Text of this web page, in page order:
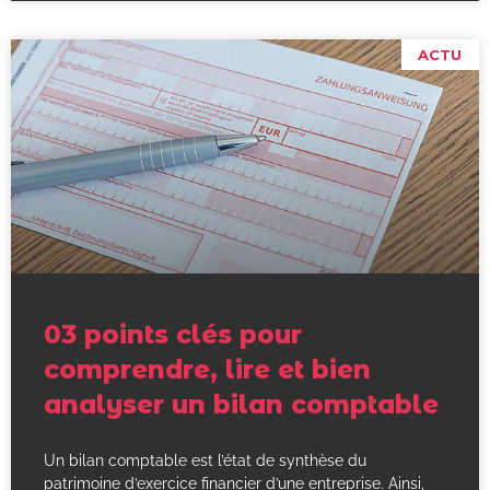
ACTU
03 points clés pour
comprendre, lire et bien
analyser un bilan comptable
Un bilan comptable est l’état de synthèse du
patrimoine d’exercice financier d’une entreprise. Ainsi,